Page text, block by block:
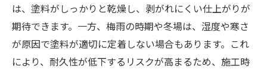
は、塗料がしっかりと乾燥し、剥がれにくい仕上がりが
期待できます。一方、梅雨の時期や冬場は、湿度や寒さ
が原因で塗料が適切に定着しない場合もあります。これ
により、耐久性が低下するリスクが高まるため、施工時